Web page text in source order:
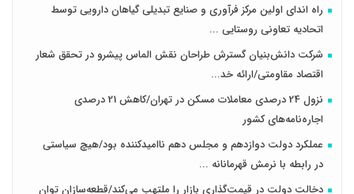
راه اندای اولین مرکز فرآوری و صنایع تبدیلی گیاهان دارویی توسط
اتحادیه تعاونی روستایی ...
شرکت دانش‌بنیان گسترش طراحان‌‌ ‌نقش‌ الماس پیشرو در تحقق شعار
اقتصاد مقاومتی/ارائه خد...
نزول 24 درصدی معاملات مسکن در تهران/کاهش 21 درصدی
اجاره‌نامه‌های کشور
عملکرد دولت دوازدهم و مجلس دهم ناامیدکننده بود/هیچ سیاستی
در رابطه با نرمش قهرمانانه ...
دخالت دولت در قیمت‌گذاری بازار را ملتهب می‌کند/قطعه‌سازان توان